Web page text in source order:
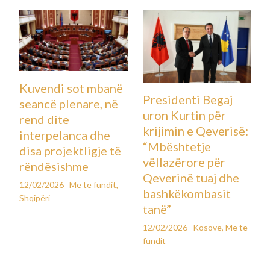
Kuvendi sot mbanë
seancë plenare, në
rend dite
interpelanca dhe
disa projektligje të
rëndësishme
12/02/2026 Më të fundit,
Shqipëri
Presidenti Begaj
uron Kurtin për
krijimin e Qeverisë:
“Mbështetje
vëllazërore për
Qeverinë tuaj dhe
bashkëkombasit
tanë”
12/02/2026 Kosovë, Më të
fundit